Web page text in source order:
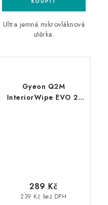
Ultra jemná mikrovláknová
utěrka.
Gyeon Q2M
InteriorWipe EVO 2-
239 Kč bez DPH
289 Kč